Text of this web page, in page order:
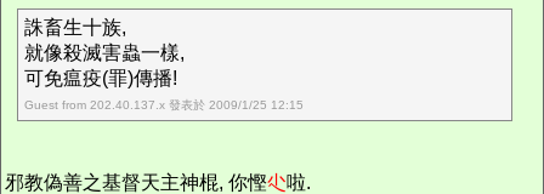
誅畜生十族,
就像殺滅害蟲一樣,
可免瘟疫(罪)傳播!
Guest from 202.40.137.x 發表於 2009/1/25 12:15
邪教偽善之基督天主神棍, 你慳尐啦.